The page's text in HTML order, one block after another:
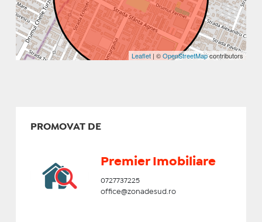
Leaflet | ©OpenStreetMapcontributors
PROMOVAT DE
Premier Imobiliare
0727737225
office@zonadesud.ro